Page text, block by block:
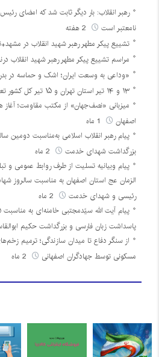
رهبر انقلاب: بار دیگر ثابت شد که امضای
نامعتبر است
تشییع پیکر مطهر رهبر شهید انقلاب در
مراسم تشییع پیکر مطهر رهبر شهید انقلاب
«وداعی به وسعت ایران؛ اشک و حماسه در
۱۳ و ۱۴ تیر استان تهران و ۱۵ تیر کل کشور تعطیل است
میزبانی «نصف‌جهان» از مکتب مقاومت؛ آغاز
اصفهان
پیام رهبر انقلاب اسلامی به‌مناسبت دومین
بزرگداشت شهدای خدمت
پیام وبیانیه تسلیت از طرف روابط عمومی
الزمان عج استان اصفهان به مناسبت سالروز
رئیسی و شهدای خدمت
پاسداشت زبان فارسی و بزرگداشت حکیم
مسکونی توسط جهادگران اصفهانی